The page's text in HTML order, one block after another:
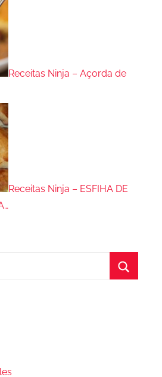
Receitas Ninja – Açorda de
Receitas Ninja – ESFIHA DE